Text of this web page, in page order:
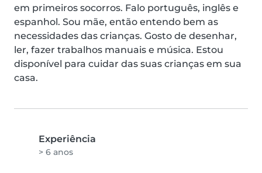
em primeiros socorros. Falo português, inglês e
espanhol. Sou mãe, então entendo bem as
necessidades das crianças. Gosto de desenhar,
ler, fazer trabalhos manuais e música. Estou
disponível para cuidar das suas crianças em sua
casa.
Experiência
> 6 anos